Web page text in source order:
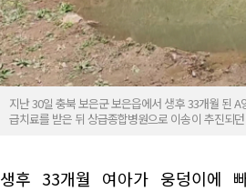
지난 30일 충북 보은군 보은읍에서 생후 33개월 된
급치료를 받은 뒤 상급종합병원으로 이송이 추진되
생후 33개월 여아가 웅덩이에